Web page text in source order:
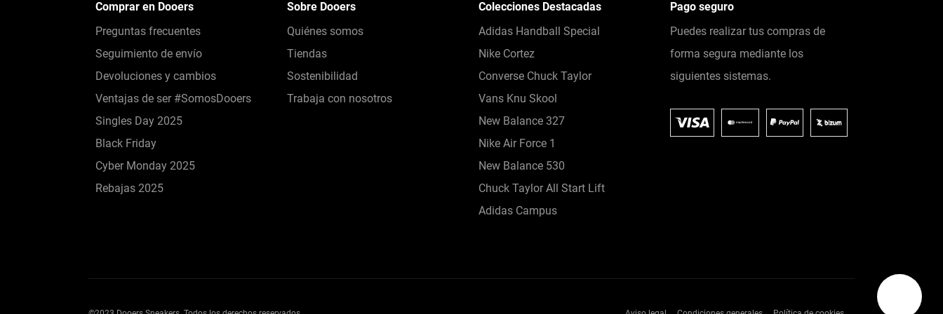
Comprar en Dooers
Preguntas frecuentes
Seguimiento de envío
Devoluciones y cambios
Ventajas de ser #SomosDooers
Singles Day 2025
Black Friday
Cyber Monday 2025
Rebajas 2025
Sobre Dooers
Quiénes somos
Tiendas
Sostenibilidad
Trabaja con nosotros
Colecciones Destacadas
Adidas Handball Special
Nike Cortez
Converse Chuck Taylor
Vans Knu Skool
New Balance 327
Nike Air Force 1
New Balance 530
Chuck Taylor All Start Lift
Adidas Campus
Pago seguro
Puedes realizar tus compras de
forma segura mediante los
siguientes sistemas.